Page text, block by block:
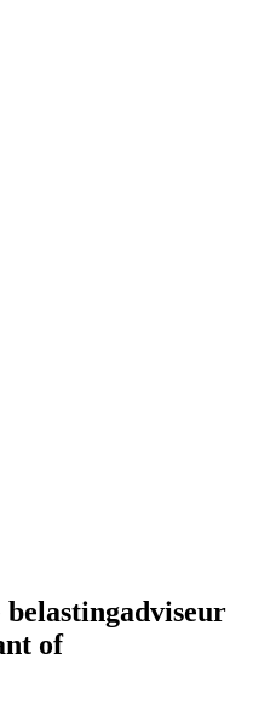
of